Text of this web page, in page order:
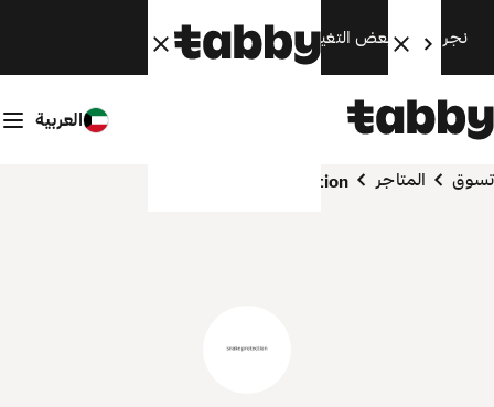
نجري الآن بعض التغييرات. سنعود قريبًا.
العربية
تسوق المتاجر snake protection